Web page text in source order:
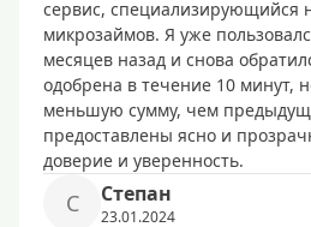
сервис, специализирующийся
микрозаймов. Я уже
месяцев назад и снова
одобрена в течение 10 минут,
меньшую сумму, чем
предоставлены ясно и
доверие и уверенность.
С Степан
23.01.2024